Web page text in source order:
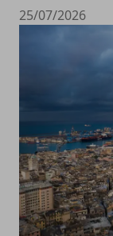
25/07/2026